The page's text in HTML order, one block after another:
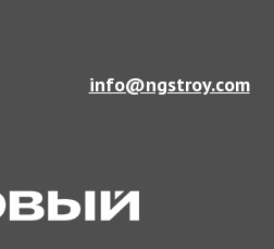
info@ngstroy.com